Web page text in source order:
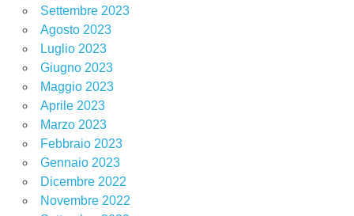
Settembre 2023
Agosto 2023
Luglio 2023
Giugno 2023
Maggio 2023
Aprile 2023
Marzo 2023
Febbraio 2023
Gennaio 2023
Dicembre 2022
Novembre 2022